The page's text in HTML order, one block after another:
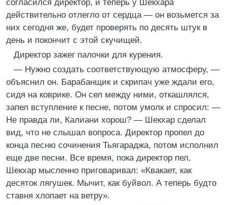
согласился директор, и теперь у Шекхара
действительно отлегло от сердца — он возьмется за
них сегодня же, будет проверять по десять штук в
день и покончит с этой скучищей.
Директор зажег палочки для курения.
— Нужно создать соответствующую атмосферу, —
объяснил он. Барабанщик и скрипач уже ждали его,
сидя на коврике. Он сел между ними, откашлялся,
запел вступление к песне, потом умолк и спросил: —
Не правда ли, Калиани хорош? — Шекхар сделал
вид, что не слышал вопроса. Директор пропел до
конца песню сочинения Тьягараджа, потом исполнил
еще две песни. Все время, пока директор пел,
Шекхар мысленно приговаривал: «Квакает, как
десяток лягушек. Мычит, как буйвол. А теперь будто
ставня хлопает на ветру».